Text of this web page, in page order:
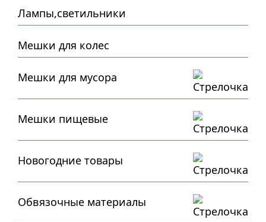
Лампы,светильники
Мешки для колес
Мешки для мусора
Мешки пищевые
Новогодние товары
Обвязочные материалы